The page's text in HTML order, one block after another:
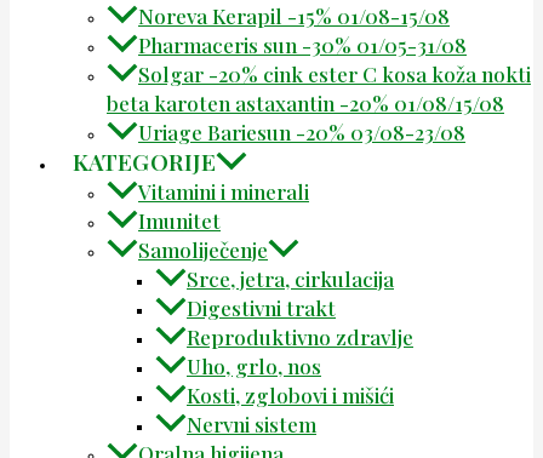
Noreva Kerapil -15% 01/08-15/08
Pharmaceris sun -30% 01/05-31/08
Solgar -20% cink ester C kosa koža nokti
beta karoten astaxantin -20% 01/08/15/08
Uriage Bariesun -20% 03/08-23/08
KATEGORIJE
Vitamini i minerali
Imunitet
Samoliječenje
Srce, jetra, cirkulacija
Digestivni trakt
Reproduktivno zdravlje
Uho, grlo, nos
Kosti, zglobovi i mišići
Nervni sistem